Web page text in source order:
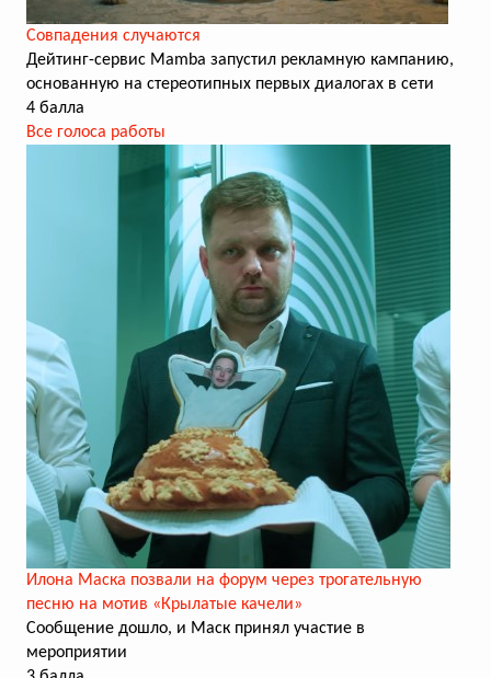
Совпадения случаются
Дейтинг-сервис Mamba запустил рекламную кампанию,
основанную на стереотипных первых диалогах в сети
4 балла
Все голоса работы
Илона Маска позвали на форум через трогательную
песню на мотив «Крылатые качели»
Сообщение дошло, и Маск принял участие в
мероприятии